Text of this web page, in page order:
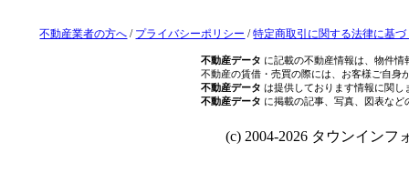
不動産業者の方へ / プライバシーポリシー /特定商取引に関する法律に基
不動産データ に記載の不動産情報は、物件
不動産の賃借・売買の際には、お客様ご自身
不動産データ は提供しております情報に関し
不動産データ に掲載の記事、写真、図表な
(c) 2004-2026 タウンインフ